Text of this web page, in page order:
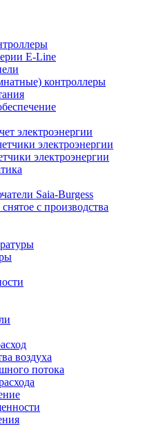
E-Line
контроллеры
электроэнергии
электроэнергии
электроэнергии
Saia-Burgess
с производства
воздуха
потока